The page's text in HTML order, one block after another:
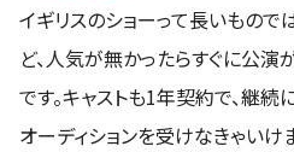
イギリスのショーって長いもの
ど、人気が無かったらすぐに公
です。キャストも1年契約で、継
オーディションを受けなきゃいけ